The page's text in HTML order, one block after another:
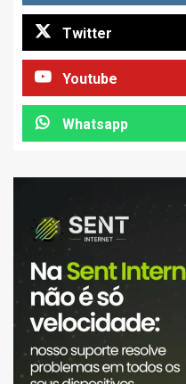
Twitter
Youtube
Whatsapp